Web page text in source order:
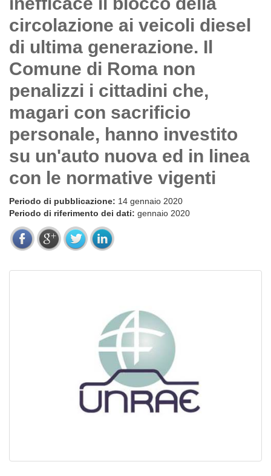
circolazione ai veicoli diesel
di ultima generazione. Il
Comune di Roma non
penalizzi i cittadini che,
magari con sacrificio
personale, hanno investito
su un'auto nuova ed in linea
con le normative vigenti
Periodo di pubblicazione: 14 gennaio 2020
Periodo di riferimento dei dati: gennaio 2020